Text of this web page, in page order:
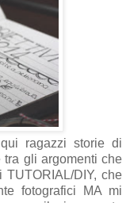
ragazzi storie di
tra gli argomenti che
DIY, che
fotografici MA mi